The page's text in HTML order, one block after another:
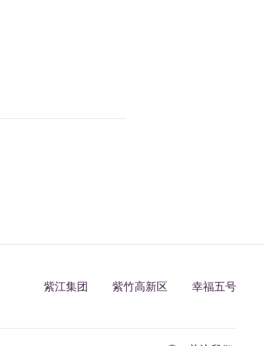
紫江集团 紫竹高新区 幸福五号